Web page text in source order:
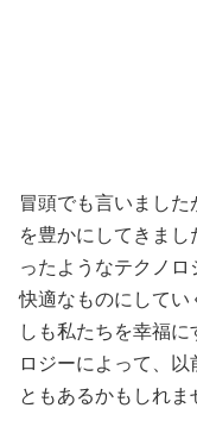
冒頭でも言いまし
を豊かにしてきま
ったようなテクノ
快適なものにしてい
しも私たちを幸福
ロジーによって、
ともあるかもしれま